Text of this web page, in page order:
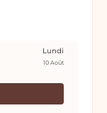
Lundi
10 Août